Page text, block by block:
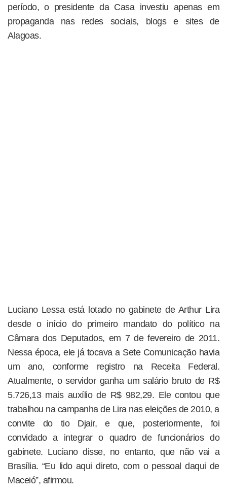
período, o presidente da Casa investiu apenas em
propaganda nas redes sociais, blogs e sites de
Alagoas.
Luciano Lessa está lotado no gabinete de Arthur Lira
desde o início do primeiro mandato do político na
Câmara dos Deputados, em 7 de fevereiro de 2011.
Nessa época, ele já tocava a Sete Comunicação havia
um ano, conforme registro na Receita Federal.
Atualmente, o servidor ganha um salário bruto de R$
5.726,13 mais auxílio de R$ 982,29. Ele contou que
trabalhou na campanha de Lira nas eleições de 2010, a
convite do tio Djair, e que, posteriormente, foi
convidado a integrar o quadro de funcionários do
gabinete. Luciano disse, no entanto, que não vai a
Brasília. “Eu lido aqui direto, com o pessoal daqui de
Maceió”, afirmou.